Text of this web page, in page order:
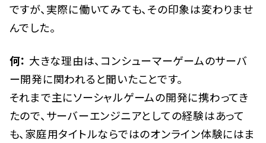
ですが、実際に働いてみても、その印象は変わりませ
んでした。
何： 大きな理由は、コンシューマーゲームのサーバ
ー開発に関われると聞いたことです。
それまで主にソーシャルゲームの開発に携わってき
たので、サーバーエンジニアとしての経験はあって
も、家庭用タイトルならではのオンライン体験にはま